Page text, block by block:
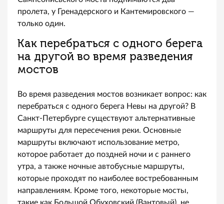
пролета, у Гренадерского и Кантемировского —
только один.
Как перебраться с одного берега
на другой во время разведения
мостов
Во время разведения мостов возникает вопрос: как
перебраться с одного берега Невы на другой? В
Санкт-Петербурге существуют альтернативные
маршруты для пересечения реки. Основные
маршруты включают использование метро,
которое работает до поздней ночи и с раннего
утра, а также ночные автобусные маршруты,
которые проходят по наиболее востребованным
направлениям. Кроме того, некоторые мосты,